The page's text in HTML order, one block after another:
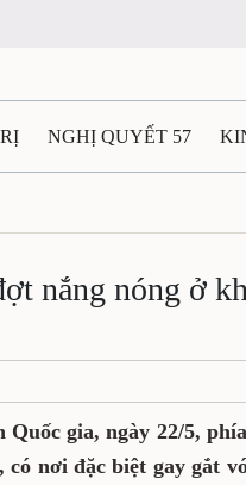
NGHỊ QUYẾT 57
- MÔI TRƯỜNG THỂ
đợt nắng
văn Quốc gia,
nắng nóng gay